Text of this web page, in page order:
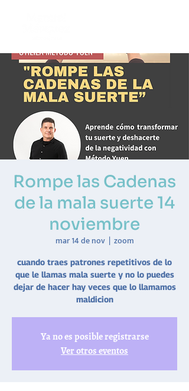
Rompe las Cadenas
de la mala suerte 14
noviembre
mar 14 de nov
  |
zoom
cuando traes patrones repetitivos de lo
que le llamas mala suerte y no lo puedes
dejar de hacer hay veces que lo llamamos
maldicion
Ya no es posible registrarse
Ver otros eventos